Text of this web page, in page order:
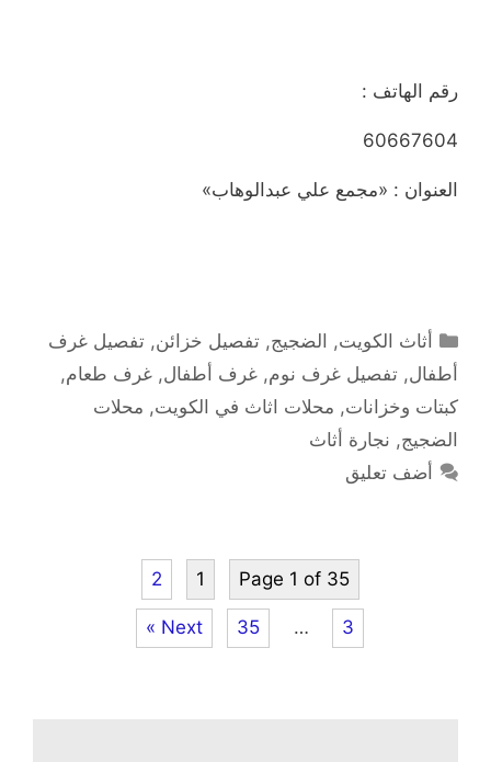
رقم الهاتف :
60667604
العنوان : «مجمع علي عبدالوهاب»
التصنيفات
أثاث الكويت, الضجيج,تفصيل خزائن,تفصيل غرف
أطفال, تفصيل غرف نوم, غرف أطفال, غرف طعام,
كبتات وخزانات, محلات اثاث في الكويت, محلات
الضجيج, نجارة أثاث
أضف تعليق
Page 1 of 35
1
2
3
…
35
Next »